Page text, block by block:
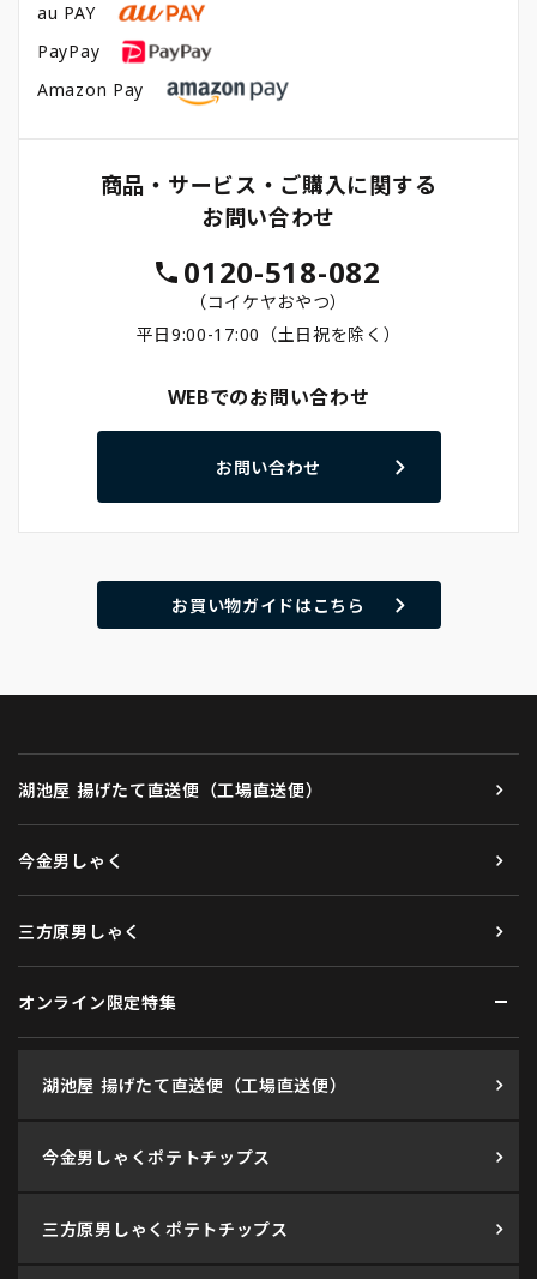
au PAY
PayPay
Amazon Pay
商品・サービス・ご購入に関する
お問い合わせ
0120-518-082
（コイケヤおやつ）
平日9:00-17:00（土日祝を除く）
WEBでのお問い合わせ
お問い合わせ
お買い物ガイドはこちら
湖池屋 揚げたて直送便（工場直送便）
今金男しゃく
三方原男しゃく
オンライン限定特集
湖池屋 揚げたて直送便（工場直送便）
今金男しゃくポテトチップス
三方原男しゃくポテトチップス